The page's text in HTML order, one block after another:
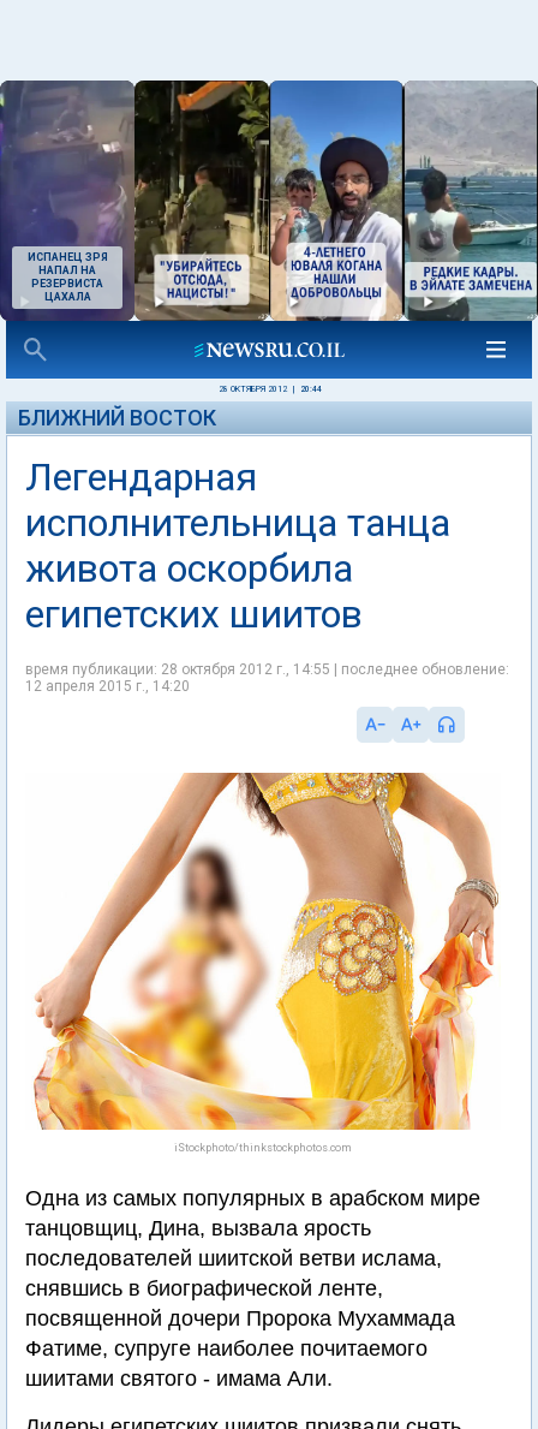
ИСПАНЕЦ ЗРЯ
НАПАЛ НА
РЕЗЕРВИСТА
ЦАХАЛА
28 ОКТЯБРЯ 2012 20:44
БЛИЖНИЙ ВОСТОК
Легендарная
исполнительница танца
живота оскорбила
египетских шиитов
время публикации: 28 октября 2012 г., 14:55 | последнее обновление:
12 апреля 2015 г., 14:20
iStockphoto/thinkstockphotos.com
Одна из самых популярных в арабском мире
танцовщиц, Дина, вызвала ярость
последователей шиитской ветви ислама,
снявшись в биографической ленте,
посвященной дочери Пророка Мухаммада
Фатиме, супруге наиболее почитаемого
шиитами святого - имама Али.